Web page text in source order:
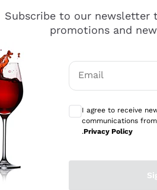
professionalità
Subscribe to our newsletter
promotions and
Email
I agree to receive
communications
.Privacy Policy